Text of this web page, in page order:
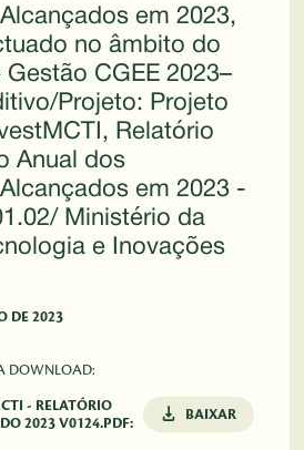
em 2023,
no âmbito do
CGEE 2023–
Projeto: Projeto
Relatório
Anual dos
em 2023 -
Ministério da
e Inovações
DE 2023
DOWNLOAD:
- RELATÓRIO
2023 V0124.PDF:
BAIXAR